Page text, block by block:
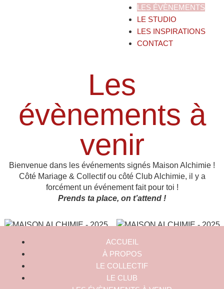
LES ÉVÈNEMENTS
LE STUDIO
LES INSPIRATIONS
CONTACT
Les
évènements à
venir
Bienvenue dans les événements signés Maison Alchimie !
Côté Mariage & Collectif ou côté Club Alchimie, il y a
forcément un événement fait pour toi !
Prends ta place, on t’attend !
ACCUEIL
À PROPOS
LE COLLECTIF
LE CLUB